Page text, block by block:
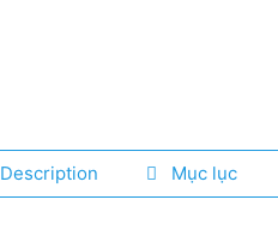
Description Mục lục